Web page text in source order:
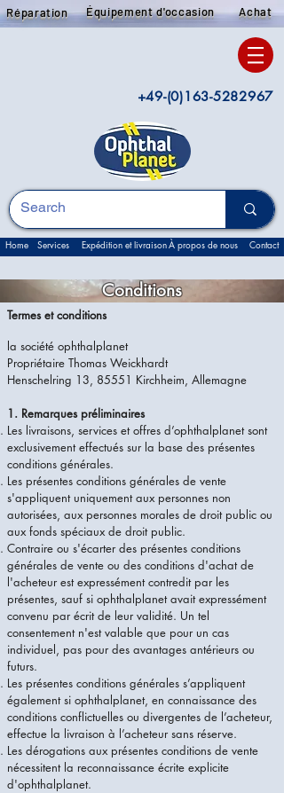
Réparation Équipement d'occasion Achat
+49-(0)163-5282967
Home Services Expédition et livraisonÀ propos de nous Contact
Conditions
Termes et conditions
la société ophthalplanet
Propriétaire Thomas Weickhardt
Henschelring 13, 85551 Kirchheim, Allemagne
1. Remarques préliminaires
Les livraisons, services et offres d’ophthalplanet sont
exclusivement effectués sur la base des présentes
conditions générales.
Les présentes conditions générales de vente
s'appliquent uniquement aux personnes non
autorisées, aux personnes morales de droit public ou
aux fonds spéciaux de droit public.
Contraire ou s'écarter des présentes conditions
générales de vente ou des conditions d'achat de
l'acheteur est expressément contredit par les
présentes, sauf si ophthalplanet avait expressément
convenu par écrit de leur validité. Un tel
consentement n'est valable que pour un cas
individuel, pas pour des avantages antérieurs ou
futurs.
Les présentes conditions générales s’appliquent
également si ophthalplanet, en connaissance des
conditions conflictuelles ou divergentes de l’acheteur,
effectue la livraison à l’acheteur sans réserve.
Les dérogations aux présentes conditions de vente
nécessitent la reconnaissance écrite explicite
d'ophthalplanet.